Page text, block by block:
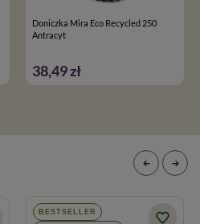
Doniczka Mira Eco Recycled 250
Antracyt
38,49 zł
BESTSELLER